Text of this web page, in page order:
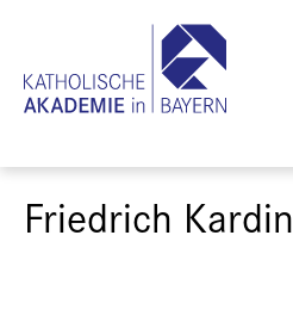
Friedrich